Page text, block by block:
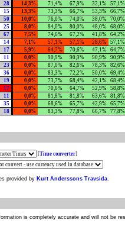
28 14,3% 71,4% 67,9% 32,1% 57,1%
15 13,3% 73,3% 66,7% 53,3% 66,7%
50 10,0% 76,0% 74,0% 38,0% 70,0%
25 8,0% 84,0% 80,0% 48,0% 68,0%
67 7,5% 74,6% 67,2% 41,8% 64,2%
14 7,1% 57,1% 57,1% 28,6% 57,1%
17 5,9% 64,7% 70,6% 47,1% 64,7%
11 0,0% 90,9% 90,9% 90,9% 90,9%
23 0,0% 87,0% 82,6% 78,3% 82,6%
36 0,0% 83,3% 72,2% 50,0% 69,4%
19 0,0% 73,7% 68,4% 42,1% 68,4%
17 0,0% 70,6% 64,7% 52,9% 58,8%
11 0,0% 81,8% 81,8% 63,6% 81,8%
35 0,0% 68,6% 65,7% 42,9% 65,7%
18 0,0% 83,3% 77,8% 66,7% 77,8%
[Time converter]
provided by Kurt Anderssons Travsida.
is completely accurate and will not be